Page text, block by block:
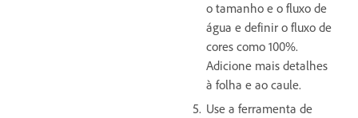
o tamanho e o fluxo de
água e definir o fluxo de
cores como 100%.
Adicione mais detalhes
à folha e ao caule.
Use a ferramenta de